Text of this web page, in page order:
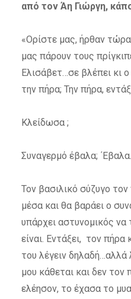
από τον Άη Γιώργη,
«Ορίστε μας, ήρθαν
μας πάρουν τους
Ελισάβετ…σε βλέπει κι
την πήρα; Την πήρα,
Κλείδωσα ;
Συναγερμό έβαλα;
Τον βασιλικό σύζυγο
μέσα και θα βαράει ο
υπάρχει αστυνομικός να
είναι. Εντάξει, τον πήρα
του λέγειν
μου κάθεται και δεν
ελέησον, το έχασα το